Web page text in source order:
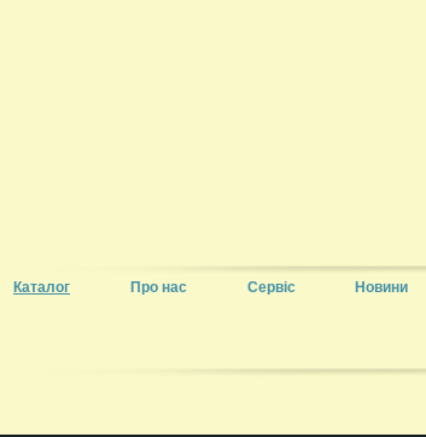
Каталог Про нас Сервіс Новини